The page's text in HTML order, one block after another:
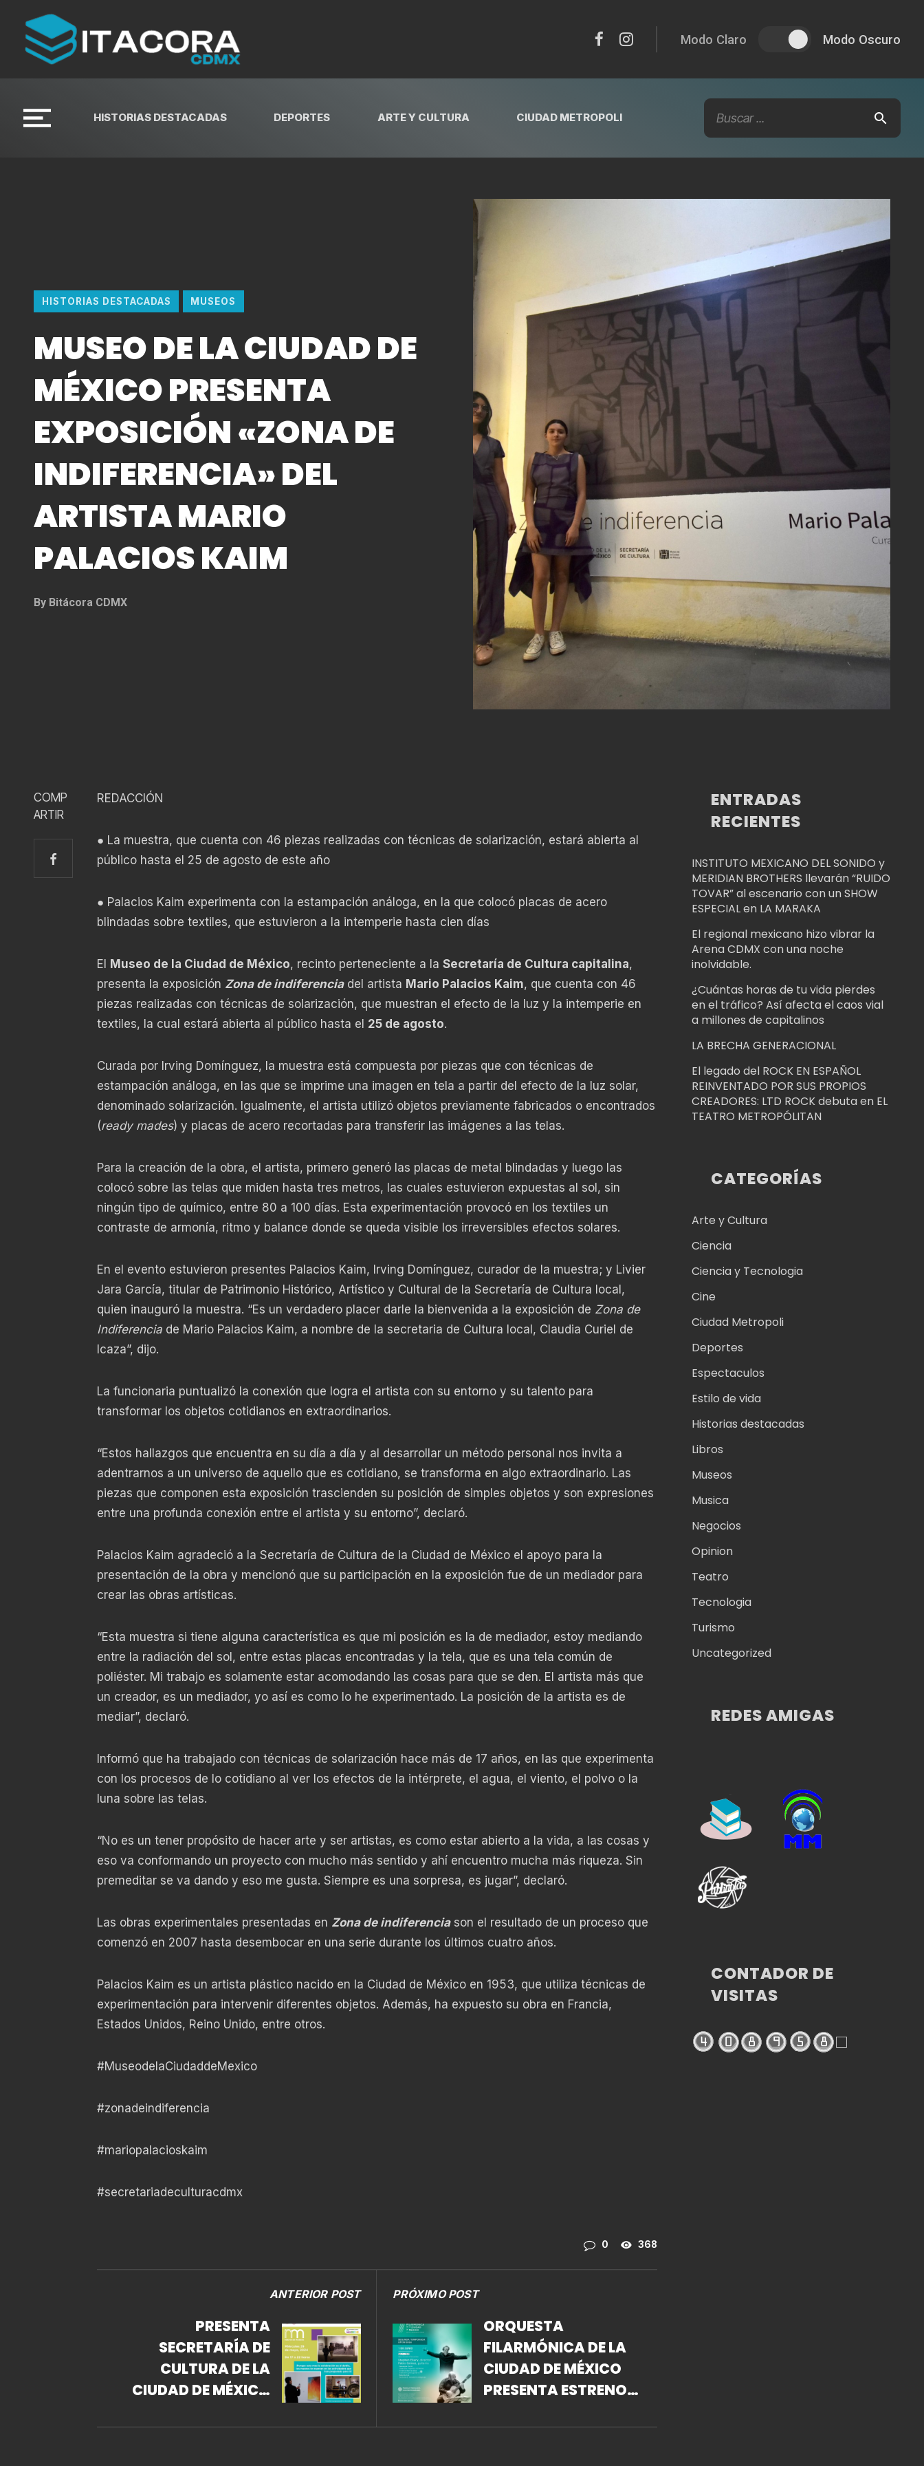
Modo Claro Modo Oscuro
HISTORIAS DESTACADAS DEPORTES ARTE Y CULTURA CIUDAD METROPOLI
HISTORIAS DESTACADAS MUSEOS
MUSEO DE LA CIUDAD DE
MÉXICO PRESENTA
EXPOSICIÓN «ZONA DE
INDIFERENCIA» DEL
ARTISTA MARIO
PALACIOS KAIM
By Bitácora CDMX
COMP
ARTIR
REDACCIÓN
● La muestra, que cuenta con 46 piezas realizadas con técnicas de solarización, estará abierta al
público hasta el 25 de agosto de este año
● Palacios Kaim experimenta con la estampación análoga, en la que colocó placas de acero
blindadas sobre textiles, que estuvieron a la intemperie hasta cien días
El Museo de la Ciudad de México, recinto perteneciente a la Secretaría de Cultura capitalina,
presenta la exposición Zona de indiferenciadel artista Mario Palacios Kaim, que cuenta con 46
piezas realizadas con técnicas de solarización, que muestran el efecto de la luz y la intemperie en
textiles, la cual estará abierta al público hasta el 25 de agosto.
Curada por Irving Domínguez, la muestra está compuesta por piezas que con técnicas de
estampación análoga, en las que se imprime una imagen en tela a partir del efecto de la luz solar,
denominado solarización. Igualmente, el artista utilizó objetos previamente fabricados o encontrados
(ready mades) y placas de acero recortadas para transferir las imágenes a las telas.
Para la creación de la obra, el artista, primero generó las placas de metal blindadas y luego las
colocó sobre las telas que miden hasta tres metros, las cuales estuvieron expuestas al sol, sin
ningún tipo de químico, entre 80 a 100 días. Esta experimentación provocó en los textiles un
contraste de armonía, ritmo y balance donde se queda visible los irreversibles efectos solares.
En el evento estuvieron presentes Palacios Kaim, Irving Domínguez, curador de la muestra; y Livier
Jara García, titular de Patrimonio Histórico, Artístico y Cultural de la Secretaría de Cultura local,
quien inauguró la muestra. “Es un verdadero placer darle la bienvenida a la exposición de Zona de
Indiferenciade Mario Palacios Kaim, a nombre de la secretaria de Cultura local, Claudia Curiel de
Icaza”, dijo.
La funcionaria puntualizó la conexión que logra el artista con su entorno y su talento para
transformar los objetos cotidianos en extraordinarios.
“Estos hallazgos que encuentra en su día a día y al desarrollar un método personal nos invita a
adentrarnos a un universo de aquello que es cotidiano, se transforma en algo extraordinario. Las
piezas que componen esta exposición trascienden su posición de simples objetos y son expresiones
entre una profunda conexión entre el artista y su entorno”, declaró.
Palacios Kaim agradeció a la Secretaría de Cultura de la Ciudad de México el apoyo para la
presentación de la obra y mencionó que su participación en la exposición fue de un mediador para
crear las obras artísticas.
“Esta muestra si tiene alguna característica es que mi posición es la de mediador, estoy mediando
entre la radiación del sol, entre estas placas encontradas y la tela, que es una tela común de
poliéster. Mi trabajo es solamente estar acomodando las cosas para que se den. El artista más que
un creador, es un mediador, yo así es como lo he experimentado. La posición de la artista es de
mediar”, declaró.
Informó que ha trabajado con técnicas de solarización hace más de 17 años, en las que experimenta
con los procesos de lo cotidiano al ver los efectos de la intérprete, el agua, el viento, el polvo o la
luna sobre las telas.
“No es un tener propósito de hacer arte y ser artistas, es como estar abierto a la vida, a las cosas y
eso va conformando un proyecto con mucho más sentido y ahí encuentro mucha más riqueza. Sin
premeditar se va dando y eso me gusta. Siempre es una sorpresa, es jugar”, declaró.
Las obras experimentales presentadas en Zona de indiferenciason el resultado de un proceso que
comenzó en 2007 hasta desembocar en una serie durante los últimos cuatro años.
Palacios Kaim es un artista plástico nacido en la Ciudad de México en 1953, que utiliza técnicas de
experimentación para intervenir diferentes objetos. Además, ha expuesto su obra en Francia,
Estados Unidos, Reino Unido, entre otros.
#MuseodelaCiudaddeMexico
#zonadeindiferencia
#mariopalacioskaim
#secretariadeculturacdmx
0 368
ANTERIOR POST
PRESENTA
SECRETARÍA DE
CULTURA DE LA
CIUDAD DE MÉXICO
MAYO EN MÁS DE 75
PRÓXIMO POST
ORQUESTA
FILARMÓNICA DE LA
CIUDAD DE MÉXICO
PRESENTA ESTRENO
CONCIERTO PARA
ENTRADAS
RECIENTES
INSTITUTO MEXICANO DEL SONIDO y
MERIDIAN BROTHERS llevarán “RUIDO
TOVAR” al escenario con un SHOW
ESPECIAL en LA MARAKA
El regional mexicano hizo vibrar la
Arena CDMX con una noche
inolvidable.
¿Cuántas horas de tu vida pierdes
en el tráfico? Así afecta el caos vial
a millones de capitalinos
LA BRECHA GENERACIONAL
El legado del ROCK EN ESPAÑOL
REINVENTADO POR SUS PROPIOS
CREADORES: LTD ROCK debuta en EL
TEATRO METROPÓLITAN
CATEGORÍAS
Arte y Cultura
Ciencia
Ciencia y Tecnologia
Cine
Ciudad Metropoli
Deportes
Espectaculos
Estilo de vida
Historias destacadas
Libros
Museos
Musica
Negocios
Opinion
Teatro
Tecnologia
Turismo
Uncategorized
REDES AMIGAS
CONTADOR DE
VISITAS